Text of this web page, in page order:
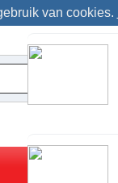
van cookies.